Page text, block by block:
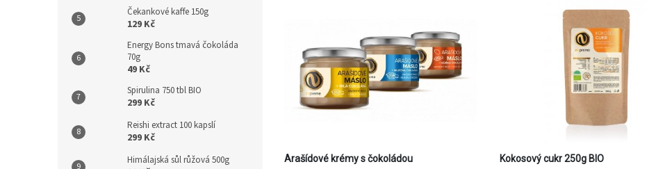
Čekankové kaffe 150g
129 Kč
Energy Bons tmavá čokoláda
70g
49 Kč
Spirulina 750 tbl BIO
299 Kč
Reishi extract 100 kapslí
299 Kč
Himálajská sůl růžová 500g